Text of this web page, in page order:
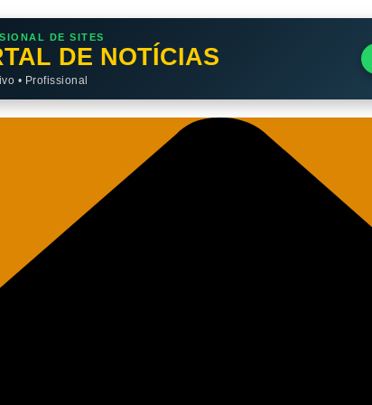
DE SITES
DE NOTÍCIAS
• Profissional